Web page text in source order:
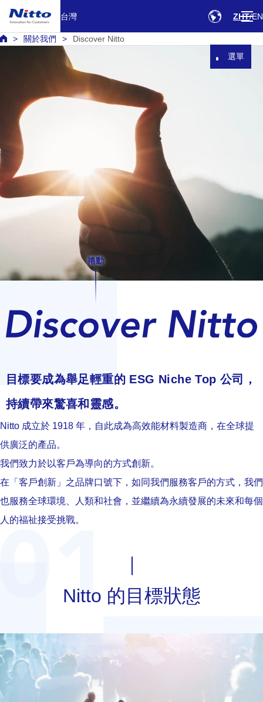
台灣 ZHT EN
關於我們 Discover Nitto
目標要成為舉足輕重的 ESG Niche Top 公司，
持續帶來驚喜和靈感。
捲動
選單
Nitto 成立於 1918 年，自此成為高效能材料製造商，在全球提
供廣泛的產品。
我們致力於以客戶為導向的方式創新。
在「客戶創新」之品牌口號下，如同我們服務客戶的方式，我們
也服務全球環境、人類和社會，並繼續為永續發展的未來和每個
人的福祉接受挑戰。
Nitto 的目標狀態